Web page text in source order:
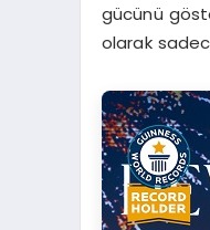
gücünü
olarak